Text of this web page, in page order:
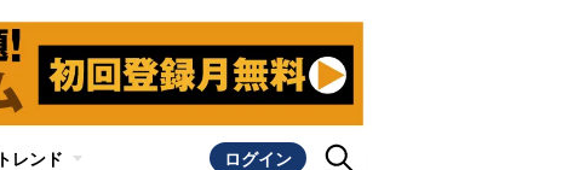
トレンド ログイン